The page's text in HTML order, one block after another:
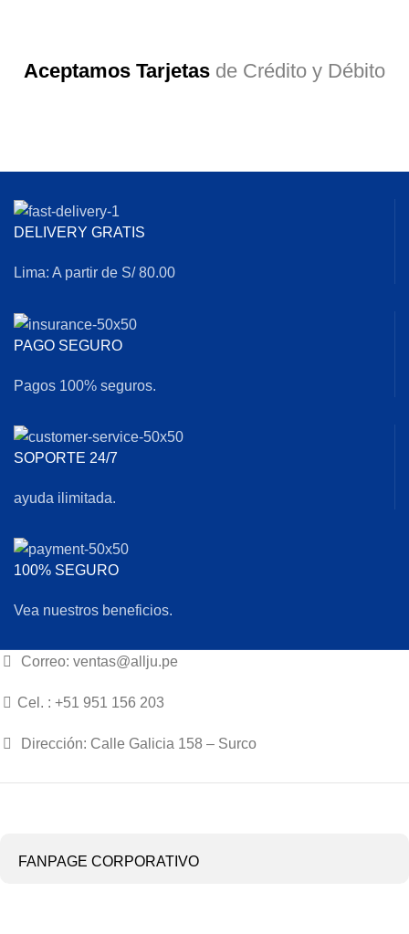
Aceptamos Tarjetas de Crédito y Débito
DELIVERY GRATIS
Lima: A partir de S/ 80.00
PAGO SEGURO
Pagos 100% seguros.
SOPORTE 24/7
ayuda ilimitada.
100% SEGURO
Vea nuestros beneficios.
Correo: ventas@allju.pe
Cel. : +51 951 156 203
Dirección: Calle Galicia 158 – Surco
FANPAGE CORPORATIVO